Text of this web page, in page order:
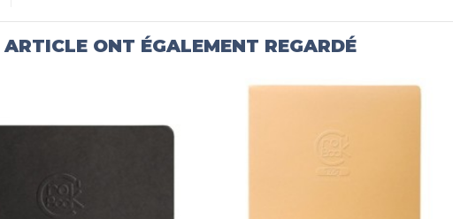
ONT ÉGALEMENT REGARDÉ